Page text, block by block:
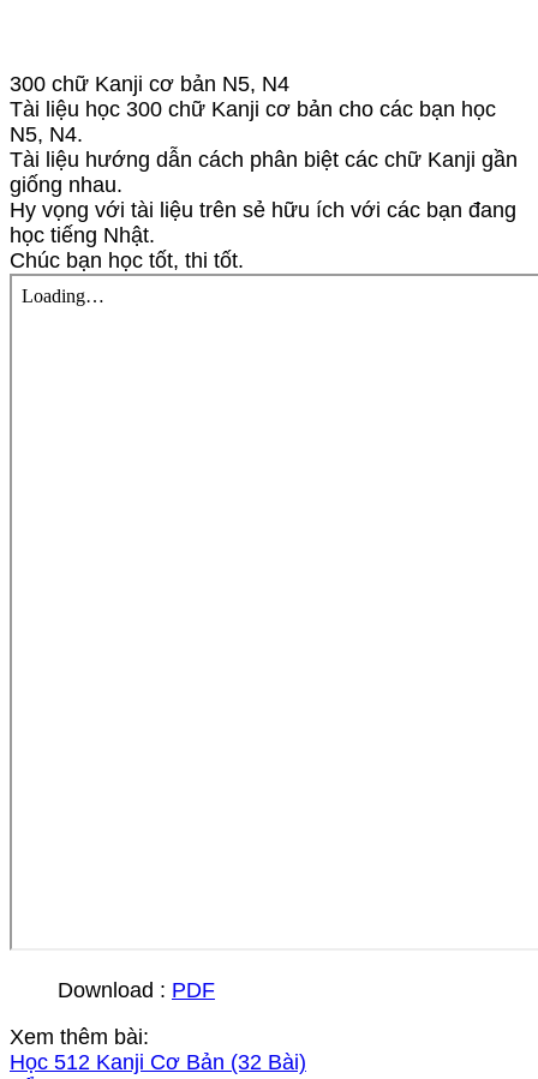
300 chữ Kanji cơ bản N5, N4
Tài liệu học 300 chữ Kanji cơ bản cho các bạn học
N5, N4.
Tài liệu hướng dẫn cách phân biệt các chữ Kanji gần
giống nhau.
Hy vọng với tài liệu trên sẻ hữu ích với các bạn đang
học tiếng Nhật.
Chúc bạn học tốt, thi tốt.
Download : PDF
Xem thêm bài:
Học 512 Kanji Cơ Bản (32 Bài)